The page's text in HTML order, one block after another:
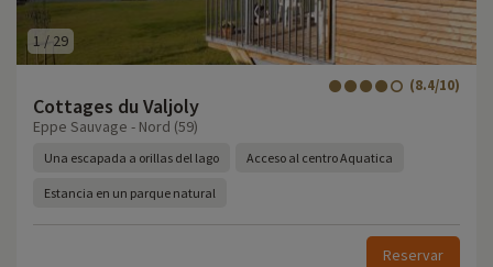
1 / 29
Cottages du Valjoly
(8.4/10)
Eppe Sauvage - Nord (59)
Una escapada a orillas del lago Acceso al centro Aquatica
Estancia en un parque natural
Reservar